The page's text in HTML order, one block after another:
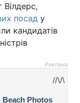
Вілдерс,
посад у
кандидатів
Реклама